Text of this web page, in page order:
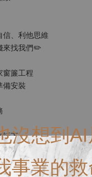
沒想到
事業的
信、利他思維
來找我們✏️
窗簾工程
備安裝
話下
想事情這件事